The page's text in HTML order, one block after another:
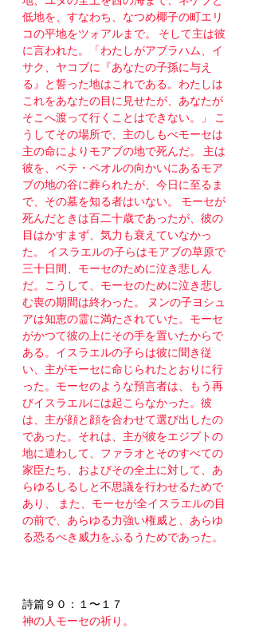
低地を、すなわち、なつめ椰子の町エリ
コの平地をツォアルまで。 そして主は彼
に言われた。「わたしがアブラハム、イ
サク、ヤコブに『あなたの子孫に与え
る』と誓った地はこれである。わたしは
これをあなたの目に見せたが、あなたが
そこへ渡って行くことはできない。」 こ
うしてその場所で、主のしもべモーセは
主の命によりモアブの地で死んだ。 主は
彼を、ベテ・ペオルの向かいにあるモア
ブの地の谷に葬られたが、今日に至るま
で、その墓を知る者はいない。 モーセが
死んだときは百二十歳であったが、彼の
目はかすまず、気力も衰えていなかっ
た。 イスラエルの子らはモアブの草原で
三十日間、モーセのために泣き悲しん
だ。こうして、モーセのために泣き悲し
む喪の期間は終わった。 ヌンの子ヨシュ
アは知恵の霊に満たされていた。モーセ
がかつて彼の上にその手を置いたからで
ある。イスラエルの子らは彼に聞き従
い、主がモーセに命じられたとおりに行
った。モーセのような預言者は、もう再
びイスラエルには起こらなかった。彼
は、主が顔と顔を合わせて選び出したの
であった。それは、主が彼をエジプトの
地に遣わして、ファラオとそのすべての
家臣たち、およびその全土に対して、あ
らゆるしるしと不思議を行わせるためで
あり、 また、モーセが全イスラエルの目
の前で、あらゆる力強い権威と、あらゆ
る恐るべき威力をふるうためであった。
詩篇９０：１〜１７
神の人モーセの祈り。